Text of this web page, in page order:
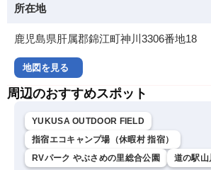
所在地
鹿児島県肝属郡錦江町神川3306番地18
地図を見る
周辺のおすすめスポット
YUKUSA OUTDOOR FIELD
指宿エコキャンプ場（休暇村 指宿）
RVパーク やぶさめの里総合公園
道の駅